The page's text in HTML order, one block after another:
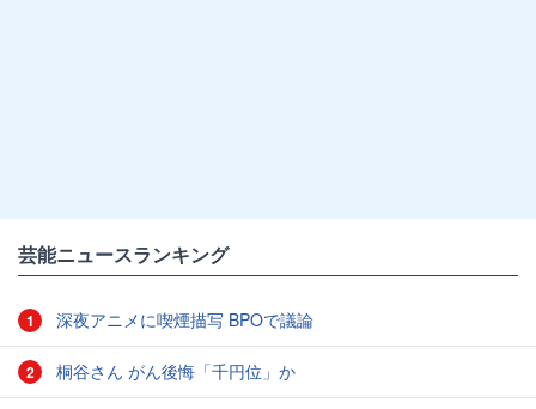
芸能ニュースランキング
1 深夜アニメに喫煙描写 BPOで議論
2 桐谷さん がん後悔「千円位」か